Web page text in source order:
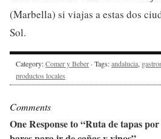
(Marbella) si viajas a estas dos
Sol.
Category:Comer y Beber · Tags:andalucia,
productos locales
Comments
One Response to “Ruta de tapas